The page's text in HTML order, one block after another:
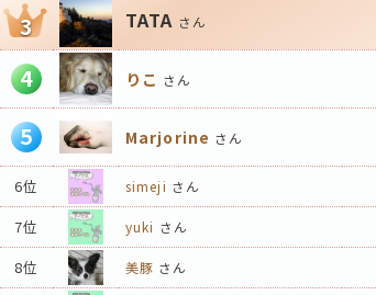
3 TATA さん
4 りこ さん
5 Marjorine さん
6位 simeji さん
7位 yuki さん
8位 美豚 さん